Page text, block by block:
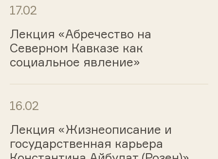
17.02
Лекция «Абречество на
Северном Кавказе как
социальное явление»
16.02
Лекция «Жизнеописание и
государственная карьера